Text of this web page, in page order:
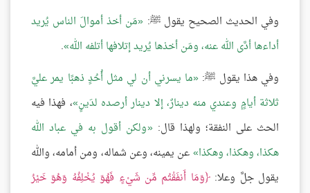
وفي الحديث الصحيح يقول ﷺ: مَن أخذ أموالَ الناس يُريد
أداءها أدَّى الله عنه، ومَن أخذها يُريد إتلافها أتلفه الله .
وفي هذا يقول ﷺ: ما يسرني أن لي مثل أُحُدٍ ذهبًا يمر عليَّ
ثلاثة أيامٍ وعندي منه دينارٌ، إلا دينار أرصده لدَينٍ ، فهذا فيه
الحث على النفقة؛ ولهذا قال: ولكن أقول به في عباد الله
هكذا، وهكذا، وهكذا عن يمينه، وعن شماله، ومن أمامه، والله
يقول جلَّ وعلا: وَمَا أَنفَقْتُم مِّن شَيْءٍ فَهُوَ يُخْلِفُهُ وَهُوَ خَيْرُ